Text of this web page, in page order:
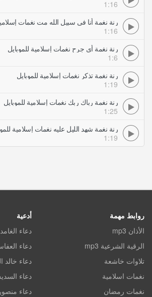
1:16
رنة نغمة أنا في سبيل الله مت نغمات
1:16
رنة نغمة أي جرح نغمات إسلامية للموبايل
1:6
رنة نغمة تذكر نغمات إسلامية للموبايل
1:19
رنة نغمة رباك ربك نغمات إسلامية للموبايل
1:25
رنة نغمة شهد الليل عليه نغمات إسلامية
1:19
روابط مهمة
الأذان mp3
الرقية الشرعية mp3
تلاوات خاشعة
نغمات اسلامية
نغمات رمضان
أدعية
دعاء
دعاء
دعاء خالد
دعاء
دعاء